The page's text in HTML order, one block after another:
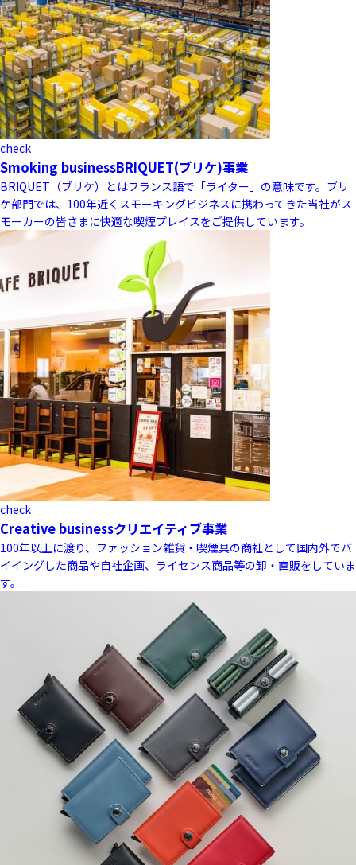
check
Smoking businessBRIQUET(ブリケ)事業
BRIQUET（ブリケ）とはフランス語で「ライター」の意味です。ブリ
ケ部門では、100年近くスモーキングビジネスに携わってきた当社がス
モーカーの皆さまに快適な喫煙プレイスをご提供しています。
check
Creative businessクリエイティブ事業
100年以上に渡り、ファッション雑貨・喫煙具の商社として国内外でバ
イイングした商品や自社企画、ライセンス商品等の卸・直販をしていま
す。